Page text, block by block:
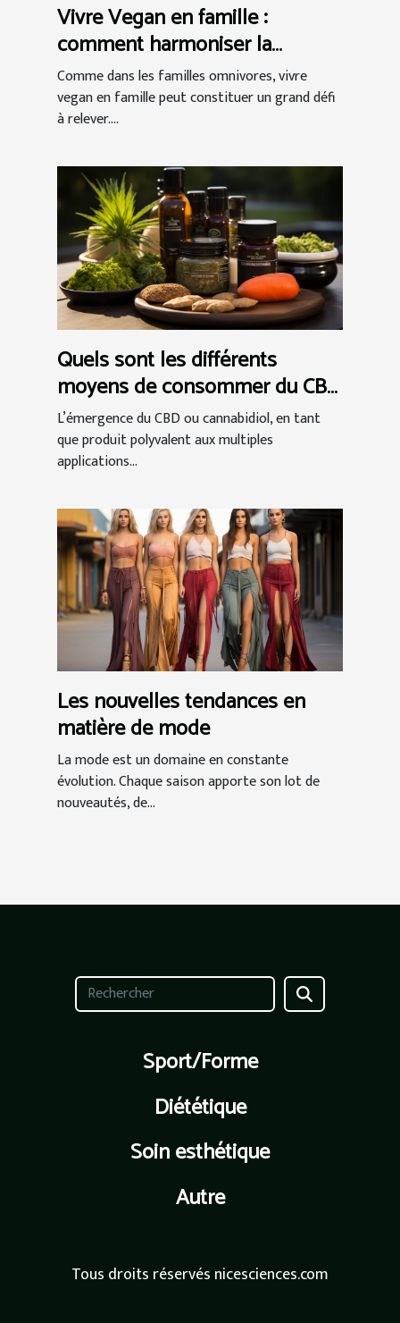
Vivre Vegan en famille :
comment harmoniser la
relation végétalienne réussie ?
Comme dans les familles omnivores, vivre
vegan en famille peut constituer un grand défi
à relever....
Quels sont les différents
moyens de consommer du CBD
et comment choisir ?
L’émergence du CBD ou cannabidiol, en tant
que produit polyvalent aux multiples
applications...
Les nouvelles tendances en
matière de mode
La mode est un domaine en constante
évolution. Chaque saison apporte son lot de
nouveautés, de...
Sport/Forme
Diététique
Soin esthétique
Autre
Tous droits réservés nicesciences.com